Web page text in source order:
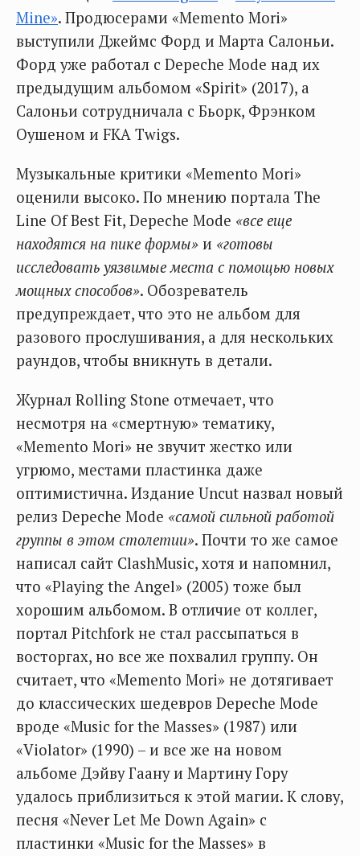
Mine». Продюсерами «Memento Mori»
выступили Джеймс Форд и Марта Салоньи.
Форд уже работал с Depeche Mode над их
предыдущим альбомом «Spirit» (2017), а
Салоньи сотрудничала с Бьорк, Фрэнком
Оушеном и FKA Twigs.
Музыкальные критики «Memento Mori»
оценили высоко. По мнению портала The
Line Of Best Fit, Depeche Mode «все еще
находятся на пике формы» и «готовы
исследовать уязвимые места с помощью новых
мощных способов». Обозреватель
предупреждает, что это не альбом для
разового прослушивания, а для нескольких
раундов, чтобы вникнуть в детали.
Журнал Rolling Stone отмечает, что
несмотря на «смертную» тематику,
«Memento Mori» не звучит жестко или
угрюмо, местами пластинка даже
оптимистична. Издание Uncut назвал новый
релиз Depeche Mode «самой сильной работой
группы в этом столетии». Почти то же самое
написал сайт ClashMusic, хотя и напомнил,
что «Playing the Angel» (2005) тоже был
хорошим альбомом. В отличие от коллег,
портал Pitchfork не стал рассыпаться в
восторгах, но все же похвалил группу. Он
считает, что «Memento Mori» не дотягивает
до классических шедевров Depeche Mode
вроде «Music for the Masses» (1987) или
«Violator» (1990) – и все же на новом
альбоме Дэйву Гаану и Мартину Гору
удалось приблизиться к этой магии. К слову,
песня «Never Let Me Down Again» с
пластинки «Music for the Masses» в